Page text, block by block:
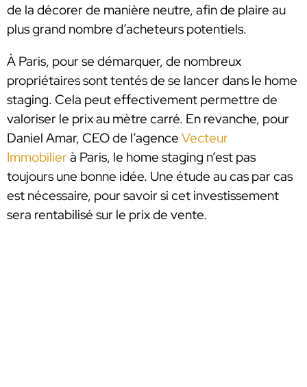
de la décorer de manière neutre, afin de plaire au
plus grand nombre d’acheteurs potentiels.
À Paris, pour se démarquer, de nombreux
propriétaires sont tentés de se lancer dans le home
staging. Cela peut effectivement permettre de
valoriser le prix au mètre carré. En revanche, pour
Daniel Amar, CEO de l’agence Vecteur
Immobilierà Paris, le home staging n’est pas
toujours une bonne idée. Une étude au cas par cas
est nécessaire, pour savoir si cet investissement
sera rentabilisé sur le prix de vente.